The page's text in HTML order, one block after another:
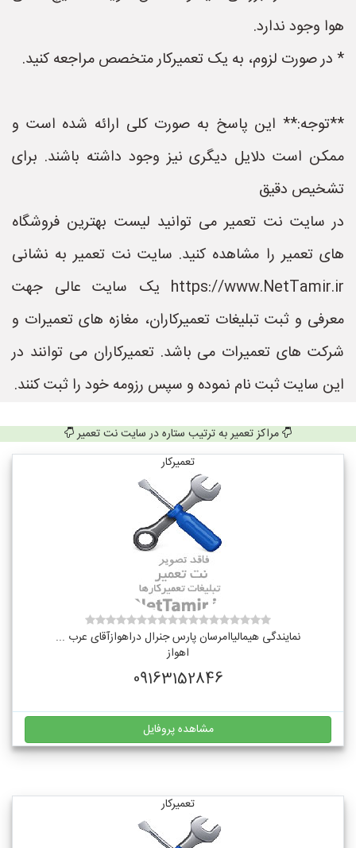
هوا وجود ندارد.
* در صورت لزوم، به یک تعمیرکار متخصص مراجعه کنید.
**توجه:** این پاسخ به صورت کلی ارائه شده است و
ممکن است دلایل دیگری نیز وجود داشته باشند. برای
تشخیص دقیق
در سایت نت تعمیر می توانید لیست بهترین فروشگاه
های تعمیر را مشاهده کنید. سایت نت تعمیر به نشانی
https://www.NetTamir.ir یک سایت عالی جهت
معرفی و ثبت تبلیغات تعمیرکاران، مغازه های تعمیرات و
شرکت های تعمیرات می باشد. تعمیرکاران می توانند در
این سایت ثبت نام نموده و سپس رزومه خود را ثبت کنند.
مراکز تعمیر به ترتیب ستاره در سایت نت تعمیر
تعمیرکار
نمایندگی هیمالیاامرسان پارس جنرال دراهوازآقای عرب ...
اهواز
09163152846
مشاهده پروفایل
تعمیرکار